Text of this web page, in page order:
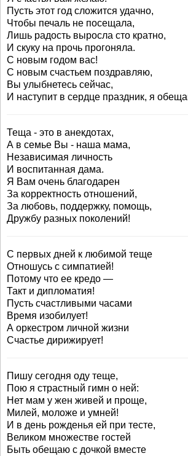
Пусть этот год сложится удачно,
Чтобы печаль не посещала,
Лишь радость выросла сто кратно,
И скуку на прочь прогоняла.
С новым годом вас!
С новым счастьем поздравляю,
Вы улыбнетесь сейчас,
И наступит в сердце праздник, я
Теща - это в анекдотах,
А в семье Вы - наша мама,
Независимая личность
И воспитанная дама.
Я Вам очень благодарен
За корректность отношений,
За любовь, поддержку, помощь,
Дружбу разных поколений!
С первых дней к любимой теще
Отношусь с симпатией!
Потому что ее кредо —
Такт и дипломатия!
Пусть счастливыми часами
Время изобилует!
А оркестром личной жизни
Счастье дирижирует!
Пишу сегодня оду теще,
Пою я страстный гимн о ней:
Нет мам у жен живей и проще,
Милей, моложе и умней!
И в день рожденья ей при тесте,
Великом множестве гостей
Быть обещаю с дочкой вместе